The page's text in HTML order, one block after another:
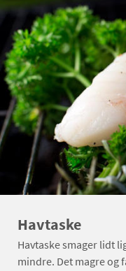
Havtaske
Havtaske smager lidt
mindre. Det magre og